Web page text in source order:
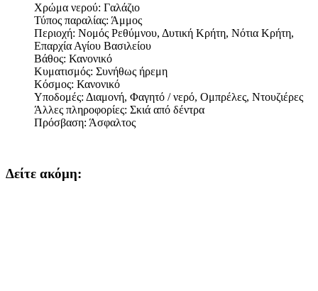
Χρώμα νερού: Γαλάζιο
Τύπος παραλίας: Άμμος
Περιοχή: Νομός Ρεθύμνου, Δυτική Κρήτη, Νότια Κρήτη,
Επαρχία Αγίου Βασιλείου
Βάθος: Κανονικό
Κυματισμός: Συνήθως ήρεμη
Κόσμος: Κανονικό
Υποδομές: Διαμονή, Φαγητό / νερό, Ομπρέλες, Ντουζιέρες
Άλλες πληροφορίες: Σκιά από δέντρα
Πρόσβαση: Άσφαλτος
Δείτε ακόμη: